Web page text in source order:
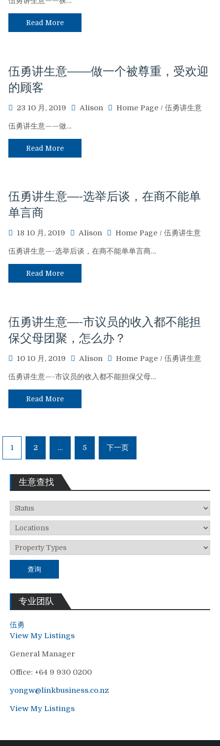
Read More
伍勇讲生意——做一个被尊重，受欢迎
的顾客
23 10 月, 2019 Alison Home Page / 伍勇讲生意
伍勇讲生意——做…
Read More
伍勇讲生意—-选举后谈，在商不能单
单言商
18 10 月, 2019 Alison Home Page / 伍勇讲生意
伍勇讲生意—-选举后谈，在商不能单单言商…
Read More
伍勇讲生意—-市议员的收入都不能担
保父母团聚，怎么办？
10 10 月, 2019 Alison Home Page / 伍勇讲生意
伍勇讲生意—-市议员的收入都不能担保父母…
Read More
1 2 … 5 下一页
生意查找
查询
专业团队
伍勇
View My Listings
General Manager
Office: +64 9 930 0200
yongw@linkbusiness.co.nz
View My Listings